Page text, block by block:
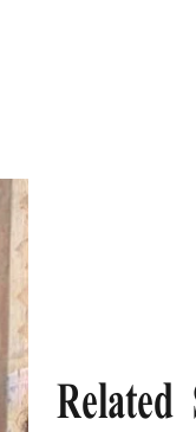
Related